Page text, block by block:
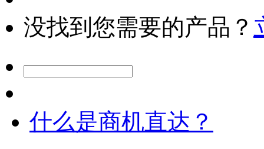
没找到您需要的产品？
什么是商机直达？